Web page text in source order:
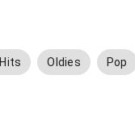
Hits Oldies Pop